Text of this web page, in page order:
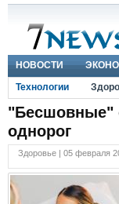
НОВОСТИ
Технологии
"Бесшовные"
однорог
Здоровье | 05 февраля